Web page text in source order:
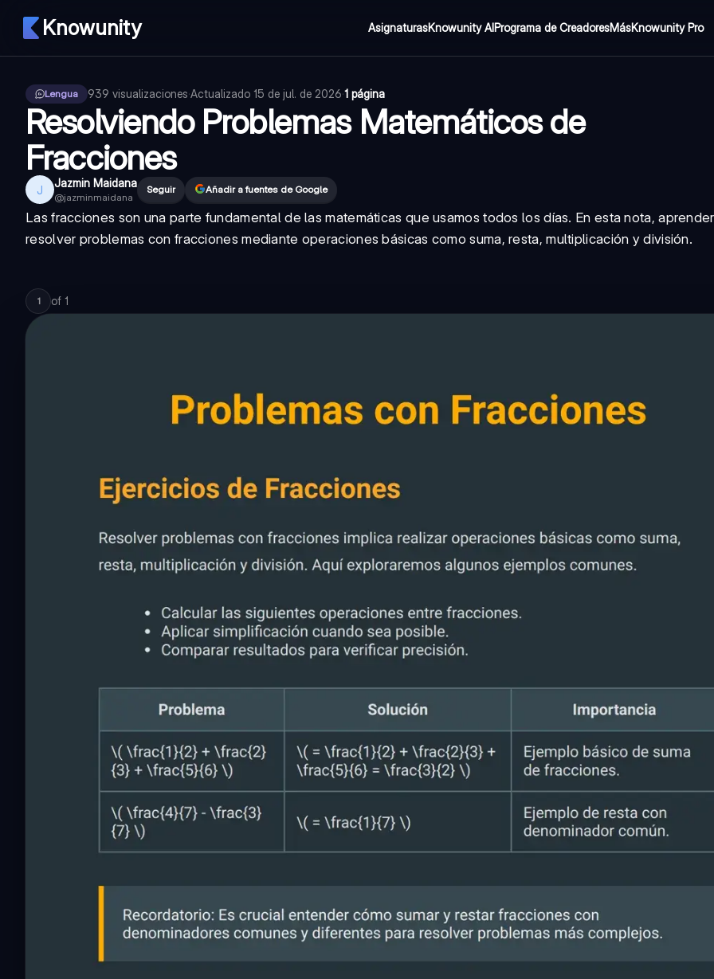
Knowunity AsignaturasKnowunity AIPrograma de CreadoresMásKnowunity Pro
Lengua 939 visualizaciones·Actualizado 15 de jul. de 2026·1 página
Resolviendo Problemas Matemáticos de
Fracciones
J Jazmin Maidana
@jazminmaidana
Seguir Añadir a fuentes de Google
Las fracciones son una parte fundamental de las matemáticas que usamos todos los días. En esta nota,
resolver problemas con fracciones mediante operaciones básicas como suma, resta, multiplicación y división.
1 of 1